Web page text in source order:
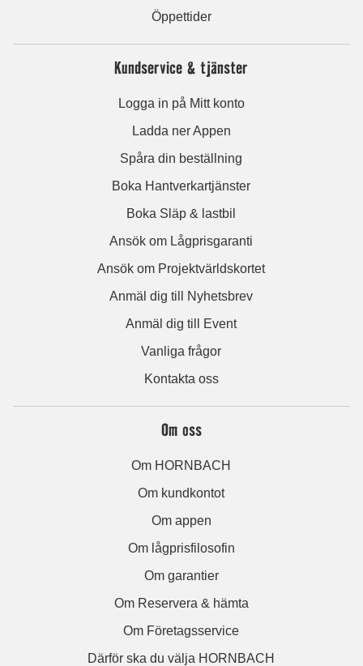
Öppettider
Kundservice & tjänster
Logga in på Mitt konto
Ladda ner Appen
Spåra din beställning
Boka Hantverkartjänster
Boka Släp & lastbil
Ansök om Lågprisgaranti
Ansök om Projektvärldskortet
Anmäl dig till Nyhetsbrev
Anmäl dig till Event
Vanliga frågor
Kontakta oss
Om oss
Om HORNBACH
Om kundkontot
Om appen
Om lågprisfilosofin
Om garantier
Om Reservera & hämta
Om Företagsservice
Därför ska du välja HORNBACH